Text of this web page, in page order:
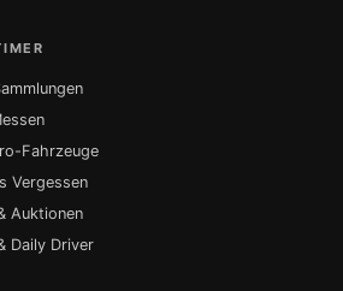
Fahrzeuge
Vergessen
Auktionen
Daily Driver